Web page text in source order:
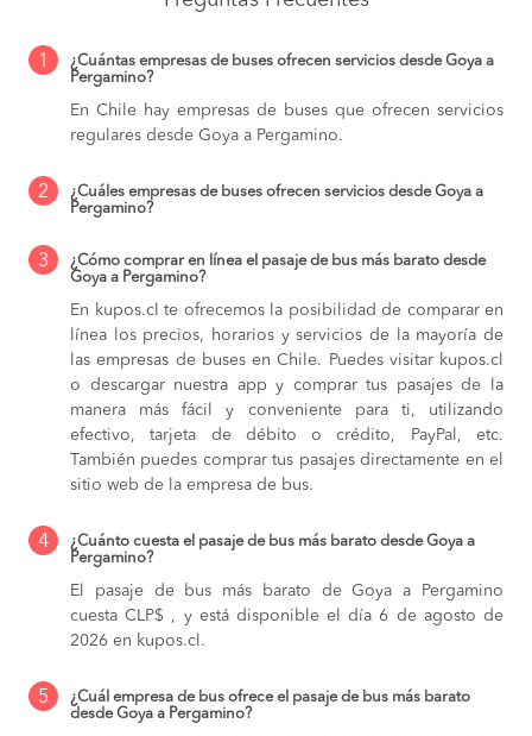
1
¿Cuántas empresas de buses ofrecen servicios desde Goya a
Pergamino?
En Chile hay empresas de buses que ofrecen servicios
regulares desde Goya a Pergamino.
2
¿Cuáles empresas de buses ofrecen servicios desde Goya a
Pergamino?
3
¿Cómo comprar en línea el pasaje de bus más barato desde
Goya a Pergamino?
En kupos.cl te ofrecemos la posibilidad de comparar en
línea los precios, horarios y servicios de la mayoría de
las empresas de buses en Chile. Puedes visitar kupos.cl
o descargar nuestra app y comprar tus pasajes de la
manera más fácil y conveniente para ti, utilizando
efectivo, tarjeta de débito o crédito, PayPal, etc.
También puedes comprar tus pasajes directamente en el
sitio web de la empresa de bus.
4
¿Cuánto cuesta el pasaje de bus más barato desde Goya a
Pergamino?
El pasaje de bus más barato de Goya a Pergamino
cuesta CLP$ , y está disponible el día 6 de agosto de
2026 en kupos.cl.
5
¿Cuál empresa de bus ofrece el pasaje de bus más barato
desde Goya a Pergamino?